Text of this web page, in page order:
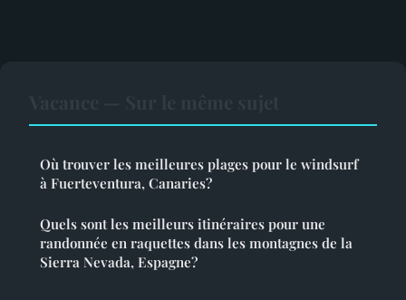
Où trouver les meilleures plages pour le windsurf
à Fuerteventura, Canaries?
Quels sont les meilleurs itinéraires pour une
randonnée en raquettes dans les montagnes de la
Sierra Nevada, Espagne?